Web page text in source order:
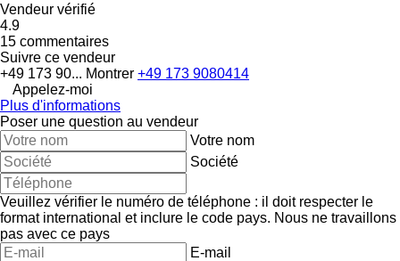
Vendeur vérifié
4.9
15 commentaires
Suivre ce vendeur
+49 173 90... Montrer +49 173 9080414
Appelez-moi
Plus d'informations
Poser une question au vendeur
Votre nom
Société
Veuillez vérifier le numéro de téléphone : il doit respecter le
format international et inclure le code pays. Nous ne travaillons
pas avec ce pays
E-mail